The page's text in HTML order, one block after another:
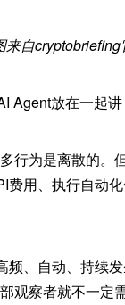
来自
放在一起讲
行为是离散的。
用、执行自动
、自动、持续
观察者就不一定